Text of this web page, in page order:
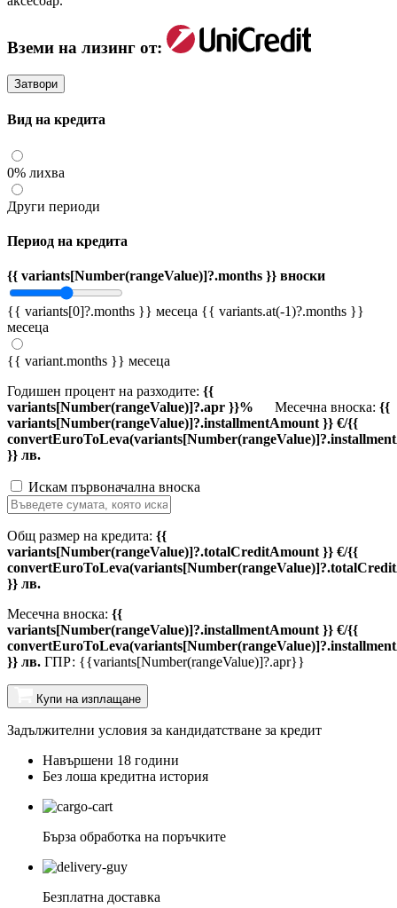
Вземи на лизинг от:
Затвори
Вид на кредита
0% лихва
Други периоди
Период на кредита
{{ variants[Number(rangeValue)]?.months }} вноски
{{ variants[0]?.months }} месеца {{ variants.at(-1)?.months }}
месеца
{{ variant.months }} месеца
Годишен процент на разходите: {{
variants[Number(rangeValue)]?.apr }}%
Месечна вноска: {{
variants[Number(rangeValue)]?.installmentAmount }} €/{{
}} лв.
Искам първоначална вноска
Общ размер на кредита: {{
variants[Number(rangeValue)]?.totalCreditAmount }} €/{{
}} лв.
Месечна вноска: {{
variants[Number(rangeValue)]?.installmentAmount }} €/{{
}} лв. ГПР: {{variants[Number(rangeValue)]?.apr}}
Купи на изплащане
Задължителни условия за кандидатстване за кредит
Навършени 18 години
Без лоша кредитна история
Бърза обработка на поръчките
Безплатна доставка